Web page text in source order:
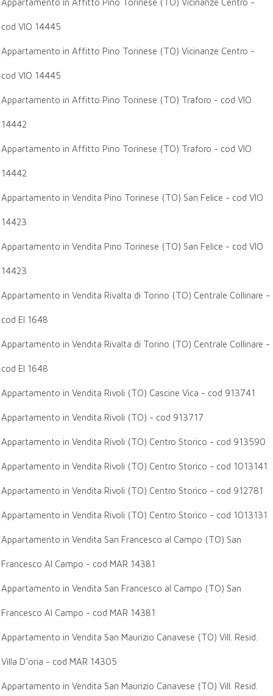
Appartamento in Affitto Pino Torinese (TO) Vicinanze Centro -
cod VIO 14445
Appartamento in Affitto Pino Torinese (TO) Vicinanze Centro -
cod VIO 14445
Appartamento in Affitto Pino Torinese (TO) Traforo - cod VIO
14442
Appartamento in Affitto Pino Torinese (TO) Traforo - cod VIO
14442
Appartamento in Vendita Pino Torinese (TO) San Felice - cod VIO
14423
Appartamento in Vendita Pino Torinese (TO) San Felice - cod VIO
14423
Appartamento in Vendita Rivalta di Torino (TO) Centrale Collinare -
cod EI 1648
Appartamento in Vendita Rivalta di Torino (TO) Centrale Collinare -
cod EI 1648
Appartamento in Vendita Rivoli (TO) Cascine Vica - cod 913741
Appartamento in Vendita Rivoli (TO) - cod 913717
Appartamento in Vendita Rivoli (TO) Centro Storico - cod 913590
Appartamento in Vendita Rivoli (TO) Centro Storico - cod 1013141
Appartamento in Vendita Rivoli (TO) Centro Storico - cod 912781
Appartamento in Vendita Rivoli (TO) Centro Storico - cod 1013131
Appartamento in Vendita San Francesco al Campo (TO) San
Francesco Al Campo - cod MAR 14381
Appartamento in Vendita San Francesco al Campo (TO) San
Francesco Al Campo - cod MAR 14381
Appartamento in Vendita San Maurizio Canavese (TO) Vill. Resid.
Villa D'oria - cod MAR 14305
Appartamento in Vendita San Maurizio Canavese (TO) Vill. Resid.